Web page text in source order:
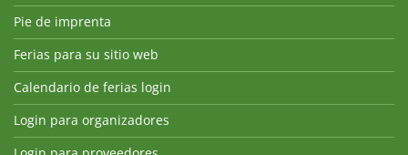
Pie de imprenta
Ferias para su sitio web
Calendario de ferias login
Login para organizadores